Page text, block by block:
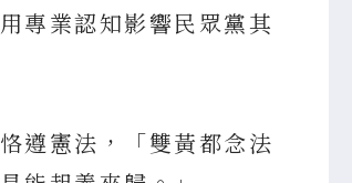
專業認知影響民眾黨其
遵憲法，「雙黃都念法